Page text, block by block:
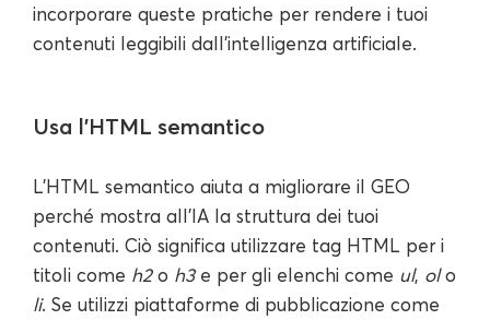
incorporare queste pratiche per rendere i tuoi
contenuti leggibili dall'intelligenza artificiale.
Usa l'HTML semantico
L'HTML semantico aiuta a migliorare il GEO
perché mostra all'IA la struttura dei tuoi
contenuti. Ciò significa utilizzare tag HTML per i
titoli come h2o h3e per gli elenchi come ul, olo
li. Se utilizzi piattaforme di pubblicazione come